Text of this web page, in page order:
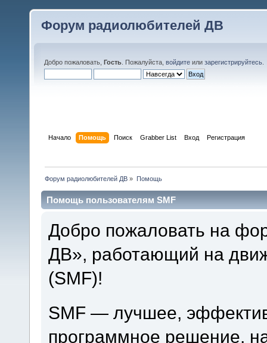
Форум радиолюбителей ДВ
Добро пожаловать, Гость . Пожалуйста, войдите или зарегистрируйтесь
Начало Помощь Поиск Grabber List Вход Регистрация
Форум радиолюбителей ДВ » Помощь
Помощь пользователям SMF
Добро пожаловать на
ДВ», работающий на
(SMF)!
SMF — лучшее,
программное решение,